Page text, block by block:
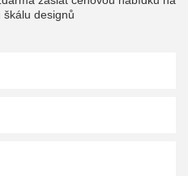
škálu designů